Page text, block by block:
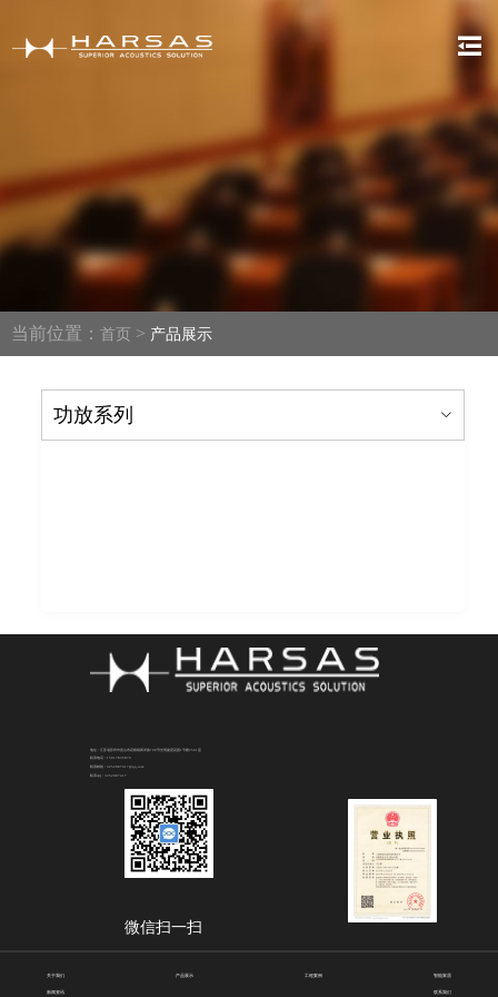
当前位置： 首页 > 产品展示
功放系列
地址：江苏省苏州市昆山市花桥镇商详路708号光明捷座花园1号楼2501室
联系电话：15917835879
联系邮箱：3252087417@qq.com
联系QQ：3252087417
微信扫一扫
关于我们 产品展示 工程案例 智能家居
新闻资讯 联系我们